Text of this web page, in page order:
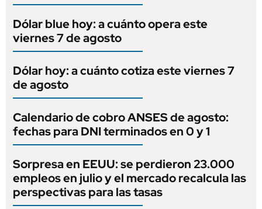
Dólar blue hoy: a cuánto opera este
viernes 7 de agosto
Dólar hoy: a cuánto cotiza este viernes 7
de agosto
Calendario de cobro ANSES de agosto:
fechas para DNI terminados en 0 y 1
Sorpresa en EEUU: se perdieron 23.000
empleos en julio y el mercado recalcula las
perspectivas para las tasas